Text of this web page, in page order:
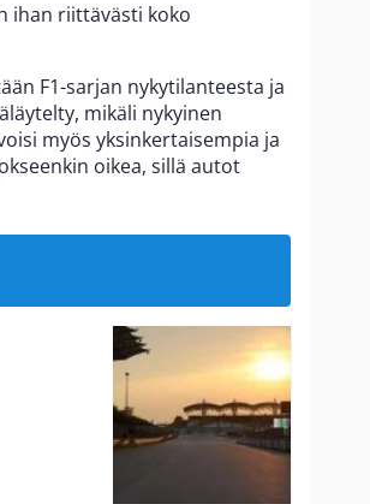
ihan riittävästi koko
F1-sarjan nykytilanteesta ja
mikäli nykyinen
myös yksinkertaisempia ja
oikea, sillä autot